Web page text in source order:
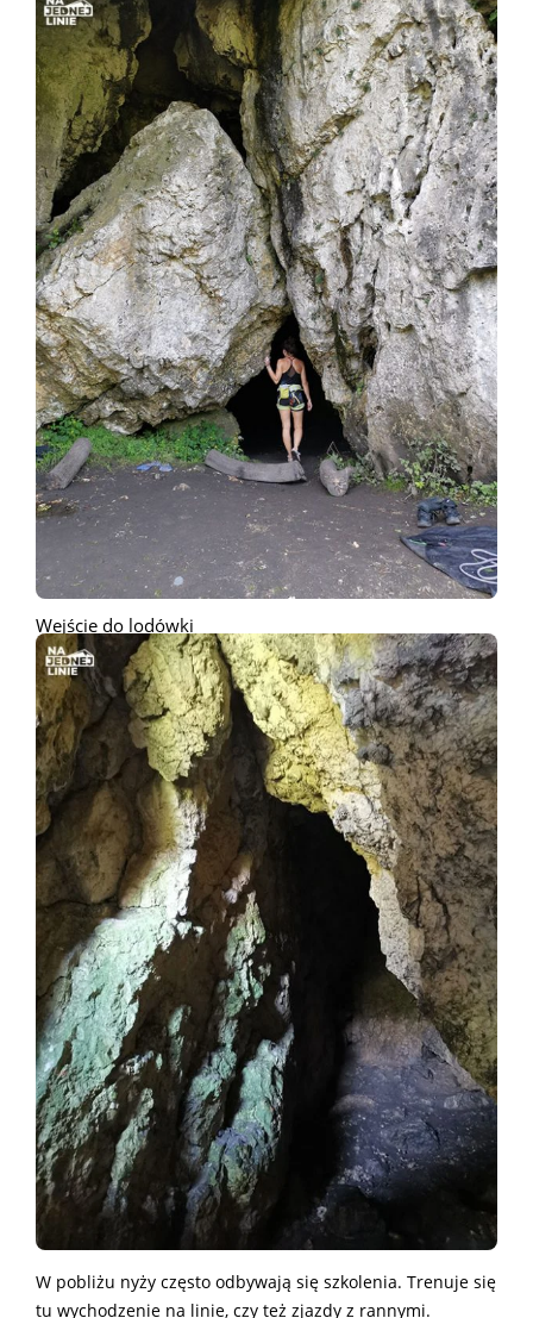
Wejście do lodówki
W pobliżu nyży często odbywają się szkolenia. Trenuje się
tu wychodzenie na linie, czy też zjazdy z rannymi.